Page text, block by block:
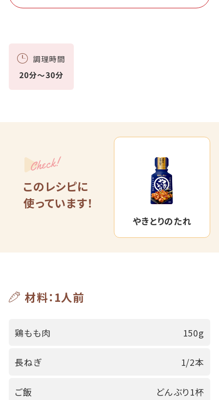
調理時間
20分～30分
Check!
このレシピに
使っています！
やきとりのたれ
材料：1人前
鶏もも肉 150g
長ねぎ 1/2本
ご飯
どんぶり1杯